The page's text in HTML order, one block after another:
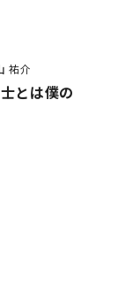
祐介
とは僕の